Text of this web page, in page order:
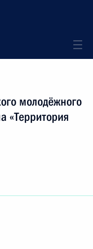
молодёжного
«Территория